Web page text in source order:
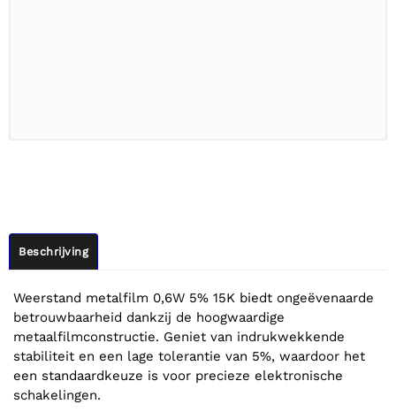
Beschrijving
Weerstand metalfilm 0,6W 5% 15K biedt ongeëvenaarde
betrouwbaarheid dankzij de hoogwaardige
metaalfilmconstructie. Geniet van indrukwekkende
stabiliteit en een lage tolerantie van 5%, waardoor het
een standaardkeuze is voor precieze elektronische
schakelingen.